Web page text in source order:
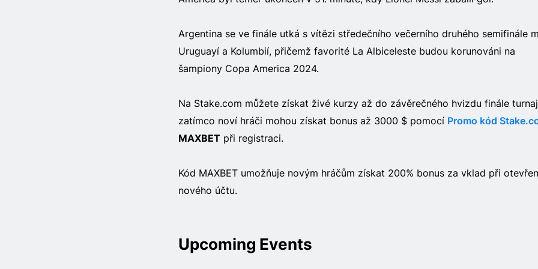
Argentina se ve finále utká s vítězi středečního večerního druhého semifinále
Uruguayí a Kolumbií, přičemž favorité La Albiceleste budou korunováni na
šampiony Copa America 2024.
Na Stake.com můžete získat živé kurzy až do závěrečného hvizdu finále
zatímco noví hráči mohou získat bonus až 3000 $ pomocí Promo kód
MAXBETpři registraci.
Kód MAXBET umožňuje novým hráčům získat 200% bonus za vklad při
nového účtu.
Upcoming Events